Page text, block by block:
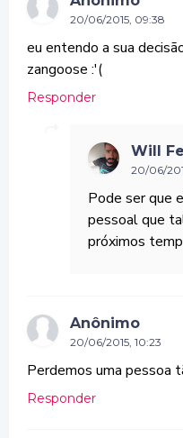
20/06/2015, 09:38
eu entendo a sua
zangoose :'(
Responder
Will
20/06/
Pode ser que
pessoal que
próximos
Anônimo
20/06/2015, 10:23
Perdemos uma pessoa
Responder